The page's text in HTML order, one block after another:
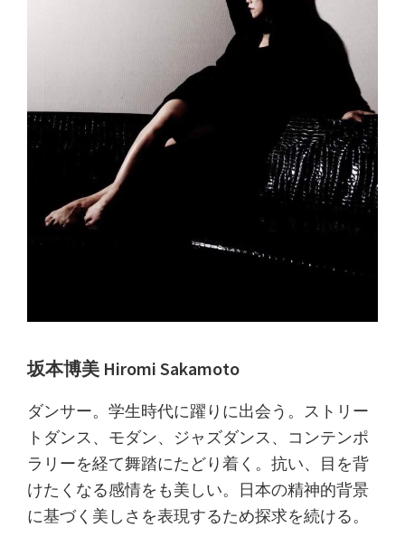
坂本博美 Hiromi Sakamoto
ダンサー。学生時代に躍りに出会う。ストリー
トダンス、モダン、ジャズダンス、コンテンポ
ラリーを経て舞踏にたどり着く。抗い、目を背
けたくなる感情をも美しい。日本の精神的背景
に基づく美しさを表現するため探求を続ける。